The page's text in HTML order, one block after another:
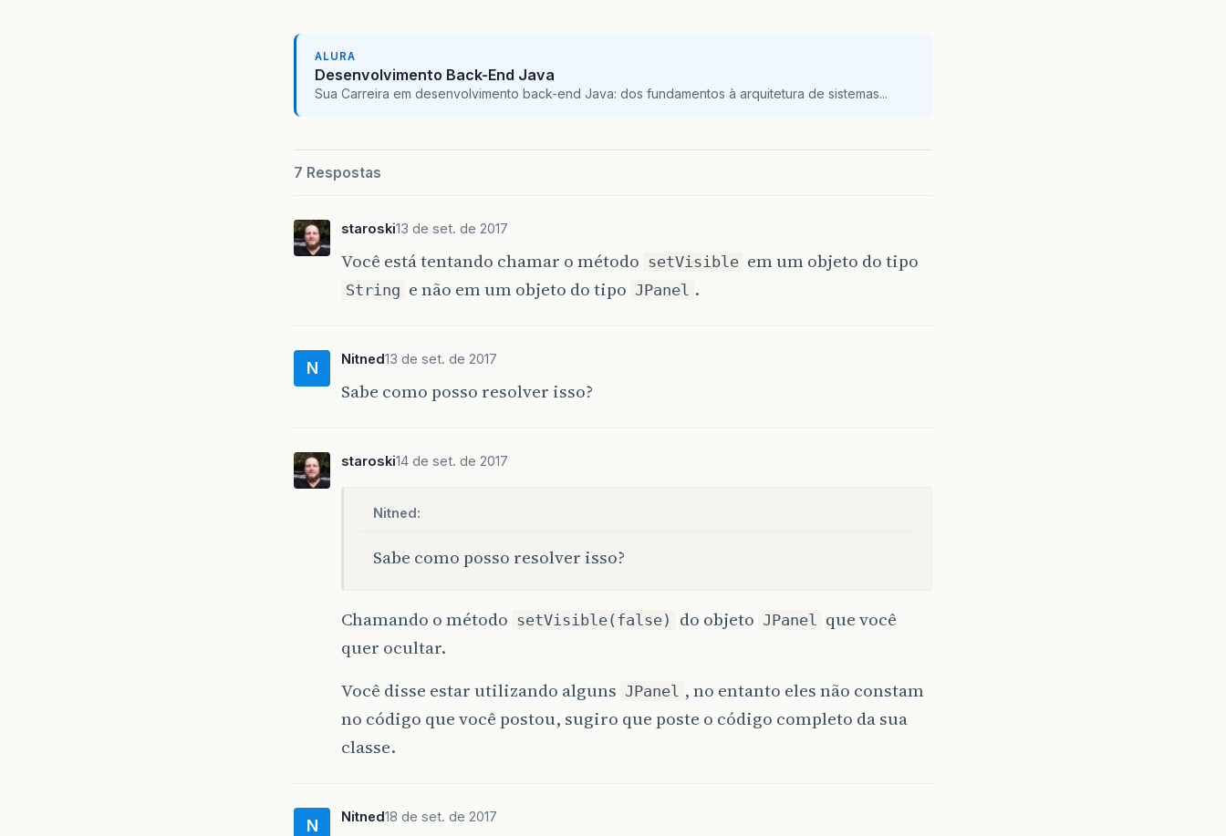
ALURA
Desenvolvimento Back-End Java
Sua Carreira em desenvolvimento back-end Java: dos fundamentos à arquitetura de sistemas...
7 Respostas
staroski13 de set. de 2017
Você está tentando chamar o método setVisible em um objeto do tipo
String e não em um objeto do tipo JPanel .
N Nitned13 de set. de 2017
Sabe como posso resolver isso?
staroski14 de set. de 2017
Nitned:
Sabe como posso resolver isso?
Chamando o método setVisible(false) do objeto JPanel
que você
quer ocultar.
Você disse estar utilizando alguns JPanel , no entanto eles não constam
no código que você postou, sugiro que poste o código completo da sua
classe.
N Nitned18 de set. de 2017